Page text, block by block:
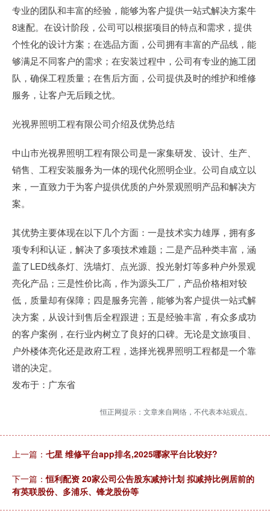
专业的团队和丰富的经验，能够为客户提供一站式解决方案牛
8速配。在设计阶段，公司可以根据项目的特点和需求，提供
个性化的设计方案；在选品方面，公司拥有丰富的产品线，能
够满足不同客户的需求；在安装过程中，公司有专业的施工团
队，确保工程质量；在售后方面，公司提供及时的维护和维修
服务，让客户无后顾之忧。
光视界照明工程有限公司介绍及优势总结
中山市光视界照明工程有限公司是一家集研发、设计、生产、
销售、工程安装服务为一体的现代化照明企业。公司自成立以
来，一直致力于为客户提供优质的户外景观照明产品和解决方
案。
其优势主要体现在以下几个方面：一是技术实力雄厚，拥有多
项专利和认证，解决了多项技术难题；二是产品种类丰富，涵
盖了LED线条灯、洗墙灯、点光源、投光射灯等多种户外景观
亮化产品；三是性价比高，作为源头工厂，产品价格相对较
低，质量却有保障；四是服务完善，能够为客户提供一站式解
决方案，从设计到售后全程跟进；五是经验丰富，有众多成功
的客户案例，在行业内树立了良好的口碑。无论是文旅项目、
户外楼体亮化还是政府工程，选择光视界照明工程都是一个靠
谱的决定。
发布于：广东省
恒正网提示：文章来自网络，不代表本站观点。
上一篇： 七星 维修平台app排名,2025哪家平台比较好?
下一篇：恒利配资 20家公司公告股东减持计划 拟减持比例居前的
有英联股份、多浦乐、锋龙股份等